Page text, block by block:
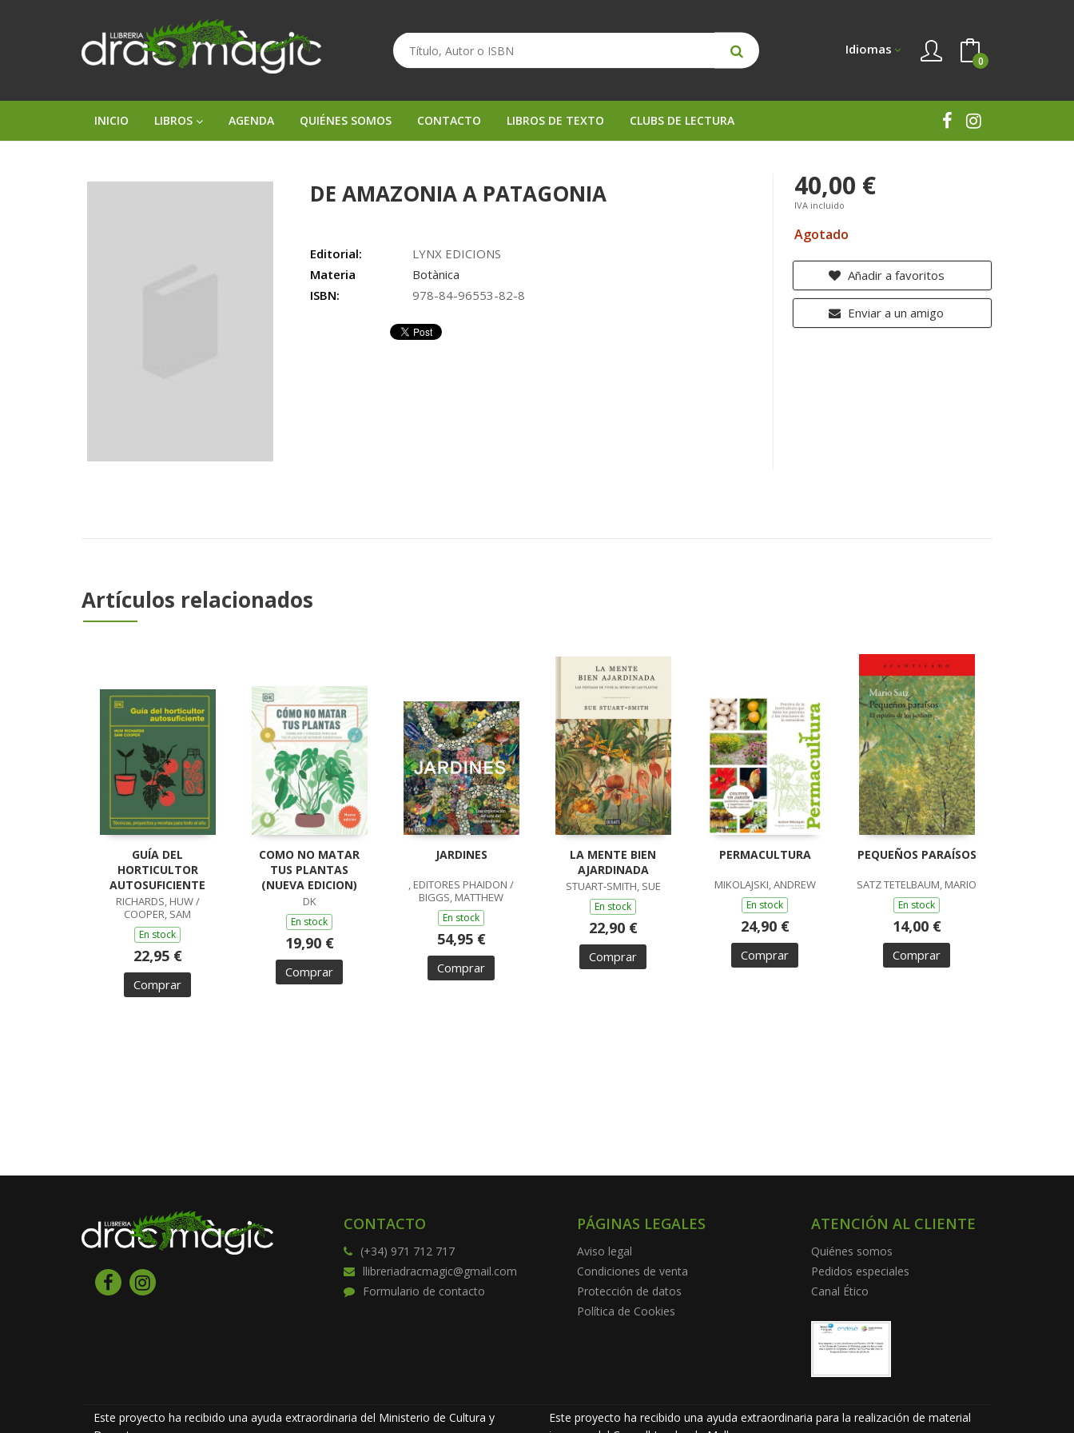
Idiomas
0
INICIO LIBROS AGENDA QUIÉNES SOMOS CONTACTO LIBROS DE TEXTO CLUBS DE LECTURA
DE AMAZONIA A PATAGONIA
Editorial:
LYNX EDICIONS
Materia
Botànica
ISBN:
978-84-96553-82-8
40,00 €
IVA incluido
Agotado
Añadir a favoritos
Enviar a un amigo
Artículos relacionados
GUÍA DEL
HORTICULTOR
AUTOSUFICIENTE
RICHARDS, HUW /
COOPER, SAM
En stock
22,95 €
Comprar
COMO NO MATAR
TUS PLANTAS
(NUEVA EDICION)
DK
En stock
19,90 €
Comprar
JARDINES
, EDITORES PHAIDON /
BIGGS, MATTHEW
En stock
54,95 €
Comprar
LA MENTE BIEN
AJARDINADA
STUART-SMITH, SUE
En stock
22,90 €
Comprar
PERMACULTURA
MIKOLAJSKI, ANDREW
En stock
24,90 €
Comprar
PEQUEÑOS PARAÍSOS
SATZ TETELBAUM, MARIO
En stock
14,00 €
Comprar
CONTACTO
(+34) 971 712 717
llibreriadracmagic@gmail.com
Formulario de contacto
PÁGINAS LEGALES
Aviso legal
Condiciones de venta
Protección de datos
Política de Cookies
ATENCIÓN AL CLIENTE
Quiénes somos
Pedidos especiales
Canal Ético
Este proyecto ha recibido una ayuda extraordinaria del Ministerio de Cultura y
Este proyecto ha recibido una ayuda extraordinaria para la realización de material